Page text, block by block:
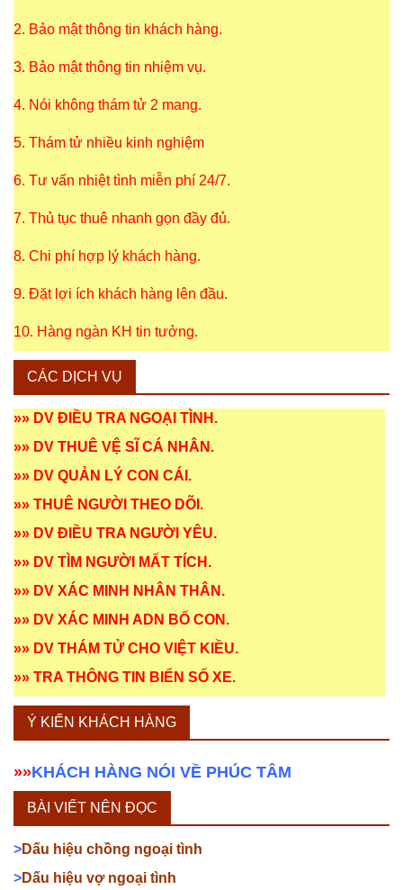
2. Bảo mật thông tin khách hàng.
3. Bảo mật thông tin nhiệm vụ.
4. Nói không thám tử 2 mang.
5. Thám tử nhiều kinh nghiệm
6. Tư vấn nhiệt tình miễn phí 24/7.
7. Thủ tục thuê nhanh gọn đầy đủ.
8. Chi phí hợp lý khách hàng.
9. Đặt lợi ích khách hàng lên đầu.
10. Hàng ngàn KH tin tưởng.
CÁC DỊCH VỤ
»» DV ĐIỀU TRA NGOẠI TÌNH .
»» DV THUÊ VỆ SĨ CÁ NHÂN .
»» DV QUẢN LÝ CON CÁI .
»» THUÊ NGƯỜI THEO DÕI .
»» DV ĐIỀU TRA NGƯỜI YÊU.
»» DV TÌM NGƯỜI MẤT TÍCH .
»» DV XÁC MINH NHÂN THÂN .
»» DV XÁC MINH ADN BỐ CON .
»» DV THÁM TỬ CHO VIỆT KIỀU.
»» TRA THÔNG TIN BIỂN SỐ XE.
Ý KIẾN KHÁCH HÀNG
»»KHÁCH HÀNG NÓI VỀ PHÚC TÂM
BÀI VIẾT NÊN ĐỌC
>Dấu hiệu chồng ngoại tình
>Dấu hiệu vợ ngoại tình